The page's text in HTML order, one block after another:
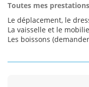
Toutes mes
Le déplacement, le
La vaisselle et le
Les boissons